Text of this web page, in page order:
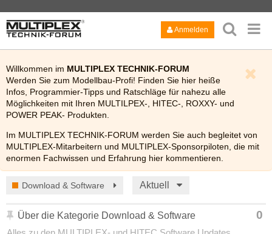
Anmelden
Willkommen im MULTIPLEX TECHNIK-FORUM
Werden Sie zum Modellbau-Profi! Finden Sie hier heiße
Infos, Programmier-Tipps und Ratschläge für nahezu alle
Möglichkeiten mit Ihren MULTILPEX-, HITEC-, ROXXY- und
POWER PEAK- Produkten.
Im MULTIPLEX TECHNIK-FORUM werden Sie auch begleitet von
MULTIPLEX-Mitarbeitern und MULTIPLEX-Sponsorpiloten, die mit
enormen Fachwissen und Erfahrung hier kommentieren.
Download & Software Aktuell
Über die Kategorie Download & Software 0